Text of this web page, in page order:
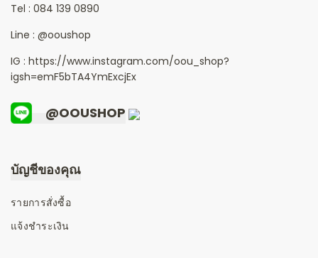
Tel : 084 139 0890
Line : @ooushop
IG : https://www.instagram.com/oou_shop?
igsh=emF5bTA4YmExcjEx
@OOUSHOP
บัญชีของคุณ
รายการสั่งซื้อ
แจ้งชำระเงิน